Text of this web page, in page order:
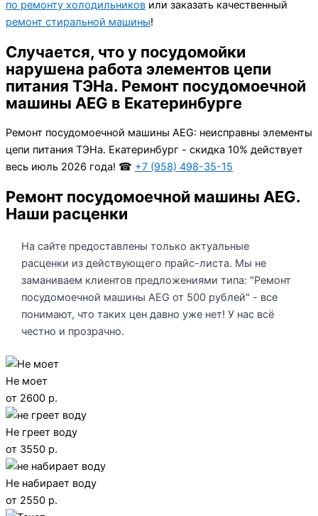
по ремонту холодильников или заказать качественный
ремонт стиральной машины!
Случается, что у посудомойки
нарушена работа элементов цепи
питания ТЭНа. Ремонт посудомоечной
машины AEG в Екатеринбурге
Ремонт посудомоечной машины AEG: неисправны элементы
цепи питания ТЭНа. Екатеринбург - cкидка 10% действует
весь июль 2026 года! ☎ +7 (958) 498-35-15
Ремонт посудомоечной машины AEG.
Наши расценки
На сайте предоставлены только актуальные
расценки из действующего прайс-листа. Мы не
заманиваем клиентов предложениями типа: "Ремонт
посудомоечной машины AEG от 500 рублей" - все
понимают, что таких цен давно уже нет! У нас всё
честно и прозрачно.
Не моет
от 2600 р.
Не греет воду
от 3550 р.
Не набирает воду
от 2550 р.